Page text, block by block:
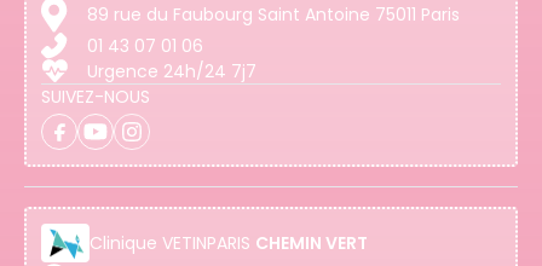
89 rue du Faubourg Saint Antoine 75011 Paris
01 43 07 01 06
Urgence 24h/24 7j7
SUIVEZ-NOUS
Clinique VETINPARIS CHEMIN VERT